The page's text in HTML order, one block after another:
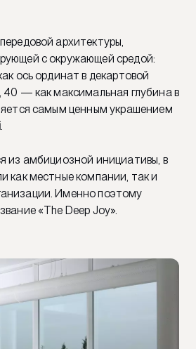
архитектуры,
с окружающей средой:
ось ординат в декартовой
40 — как максимальная глубина в
самым ценным украшением
.
из амбициозной инициативы, в
как местные компании, так и
Именно поэтому
«The Deep Joy».